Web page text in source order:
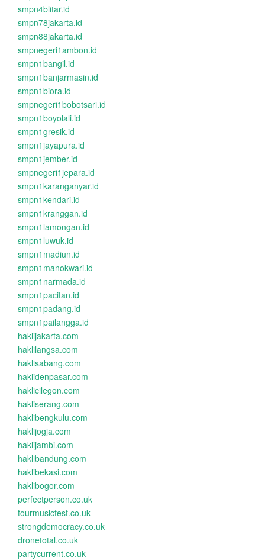
smpn4blitar.id
smpn78jakarta.id
smpn88jakarta.id
smpnegeri1ambon.id
smpn1bangil.id
smpn1banjarmasin.id
smpn1biora.id
smpnegeri1bobotsari.id
smpn1boyolali.id
smpn1gresik.id
smpn1jayapura.id
smpn1jember.id
smpnegeri1jepara.id
smpn1karanganyar.id
smpn1kendari.id
smpn1kranggan.id
smpn1lamongan.id
smpn1luwuk.id
smpn1madiun.id
smpn1manokwari.id
smpn1narmada.id
smpn1pacitan.id
smpn1padang.id
smpn1pailangga.id
haklijakarta.com
haklilangsa.com
haklisabang.com
haklidenpasar.com
haklicilegon.com
hakliserang.com
haklibengkulu.com
haklijogja.com
haklijambi.com
haklibandung.com
haklibekasi.com
haklibogor.com
perfectperson.co.uk
tourmusicfest.co.uk
strongdemocracy.co.uk
dronetotal.co.uk
partycurrent.co.uk